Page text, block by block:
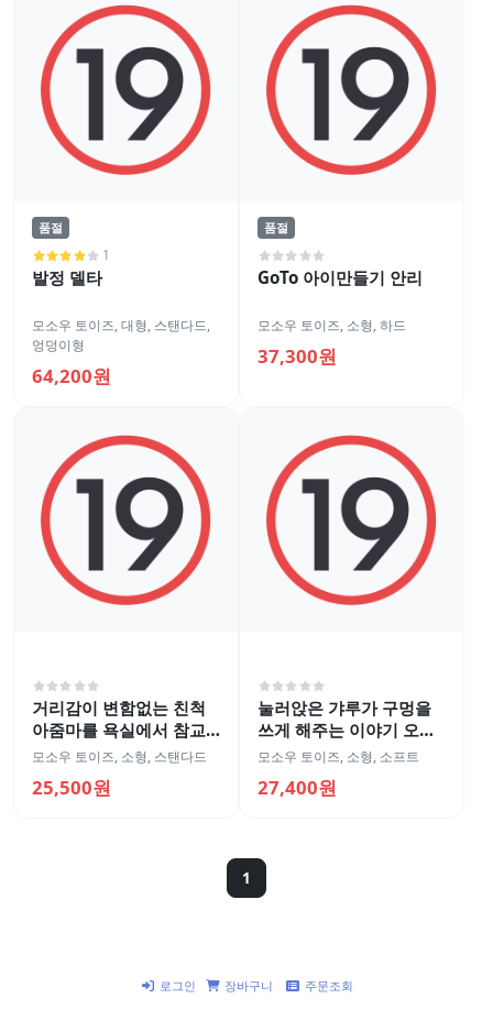
품절
1
발정 델타
모소우 토이즈,대형, 스탠다드,
엉덩이형
64,200원
품절
GoTo 아이만들기 안리
모소우 토이즈, 소형,하드
37,300원
거리감이 변함없는 친척
아줌마를 욕실에서 참교
육
모소우 토이즈, 소형, 스탠다드
25,500원
눌러앉은 갸루가 구멍을
쓰게 해주는 이야기 오나
홀
모소우 토이즈, 소형, 소프트
27,400원
1
로그인 장바구니 주문조회